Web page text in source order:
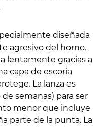
diseñada
agresivo del horno.
lentamente gracias a
capa de escoria
La lanza es
semanas) para ser
menor que incluye
parte de la punta. La